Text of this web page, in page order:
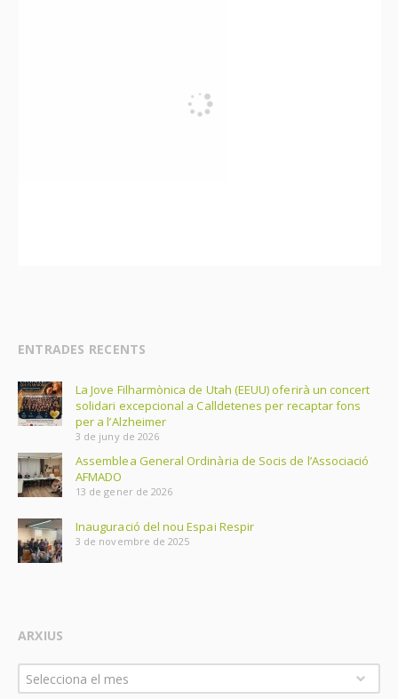
ENTRADES RECENTS
La Jove Filharmònica de Utah (EEUU) oferirà un concert
solidari excepcional a Calldetenes per recaptar fons
per a l’Alzheimer
3 de juny de 2026
Assemblea General Ordinària de Socis de l’Associació
AFMADO
13 de gener de 2026
Inauguració del nou Espai Respir
3 de novembre de 2025
ARXIUS
Arxius
Selecciona el mes